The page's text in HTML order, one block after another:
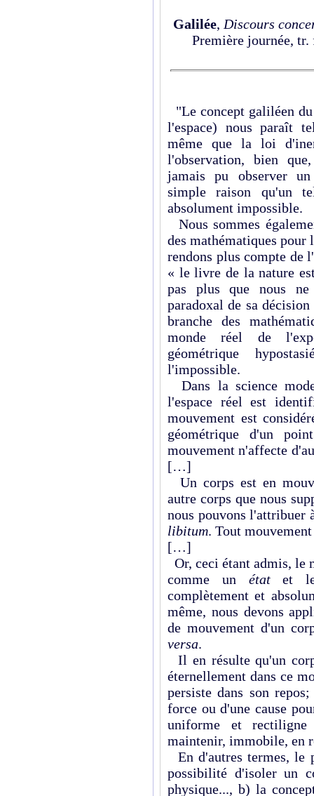
Galilée, Discours
Première journée,
"Le concept galiléen
l'espace) nous paraît
même que la loi
l'observa­tion, bien
jamais pu observer
simple raison qu'un
absolument impossible.
Nous sommes
des mathématiques pour
rendons plus compte de
« le livre de la nature
pas plus que nous ne
paradoxal de sa
branche des
monde réel de
géométrique
l'impossible.
Dans la science
l'espace réel est
mouvement est
géomé­trique d'un
mouvement n'affecte
[…]
Un corps est en
autre corps que nous
nous pouvons l'attribuer
libitum. Tout
[…]
Or, ceci étant admis, le
comme un étatet
complètement et
même, nous devons
de mouvement d'un
versa.
Il en résulte qu'un
éternellement dans ce
persiste dans son
force ou d'une cause
uniforme et
maintenir, immobile, en
En d'autres termes, le
possibilité d'isoler un
physique..., b) la